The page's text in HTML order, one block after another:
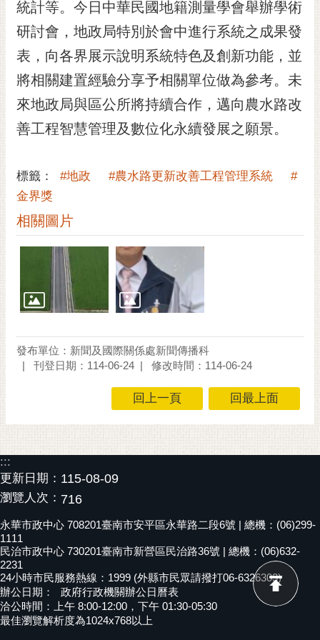
位
置
統計等。今日中華民國地籍測量學會舉辦學術
研討會，地政局特別於會中進行系統之成果發
表，向各界展示說明系統特色及創新功能，並
將相關建置經驗分享予相關單位做為參考。未
來地政局與區公所將持續合作，邁向農水路改
善工程智慧管理及數位化永續發展之願景。
標籤： #地政 #農水路更新改善工程管理系統
#
金界獎
相關圖片
發布單位：新聞及國際關係處新聞傳播科
刊登日期：114-06-24
修改時間：114-06-24
回上一頁 回最上面
:::
更新日期： 115-08-09
瀏覽人次： 716
永華市政中心 708201臺南市安平區永華路二段6號 | 總機：(06)299-
1111
民治市政中心 730201臺南市新營區民治路36號 | 總機：(06)632-
2231
24小時市民服務熱線：1999 (外縣市民眾請撥打06-6326303)
辦公日期：
政府行政機關辦公日曆表
洽公時間：上午 8:00-12:00，下午 01:30-05:30
最佳瀏覽解析度為1024x768以上